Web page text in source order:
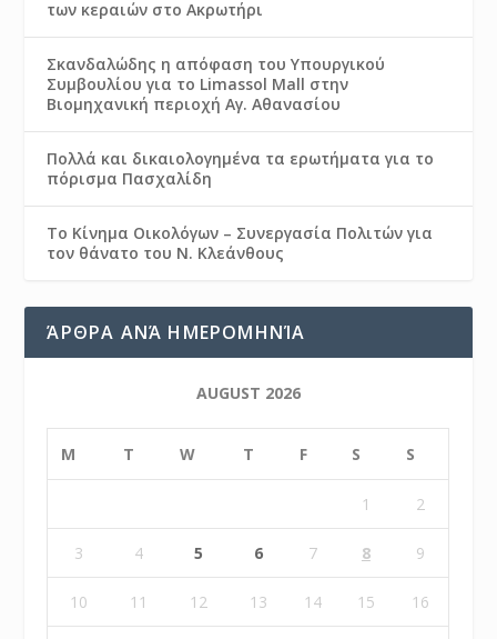
των κεραιών στο Ακρωτήρι
Σκανδαλώδης η απόφαση του Υπουργικού
Συμβουλίου για το Limassol Mall στην
Βιομηχανική περιοχή Αγ. Αθανασίου
Πολλά και δικαιολογημένα τα ερωτήματα για το
πόρισμα Πασχαλίδη
Το Κίνημα Οικολόγων – Συνεργασία Πολιτών για
τον θάνατο του Ν. Κλεάνθους
ΆΡΘΡΑ ΑΝΆ ΗΜΕΡΟΜΗΝΊΑ
AUGUST 2026
M T W T F S S
1 2
3 4 5 6 7 8 9
10 11 12 13 14 15 16